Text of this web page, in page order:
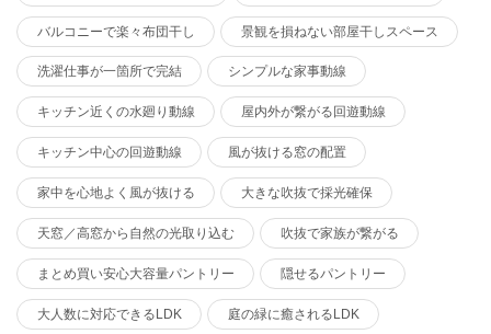
バルコニーで楽々布団干し 景観を損ねない部屋干しスペース
洗濯仕事が一箇所で完結 シンプルな家事動線
キッチン近くの水廻り動線 屋内外が繋がる回遊動線
キッチン中心の回遊動線 風が抜ける窓の配置
家中を心地よく風が抜ける 大きな吹抜で採光確保
天窓／高窓から自然の光取り込む 吹抜で家族が繋がる
まとめ買い安心大容量パントリー 隠せるパントリー
大人数に対応できるLDK 庭の緑に癒されるLDK